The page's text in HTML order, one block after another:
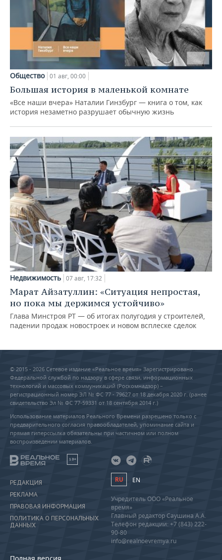
Общество 01 авг, 00:00
Большая история в маленькой комнате
«Все наши вчера» Наталии Гинзбург — книга о том, как
история незаметно разрушает обычную жизнь
Недвижимость 07 авг, 17:32
Марат Айзатуллин: «Ситуация непростая,
но пока мы держимся устойчиво»
Глава Минстроя РТ — об итогах полугодия у строителей,
падении продаж новостроек и новом всплеске сделок
© 2015 - 2026 Сетевое издание «Реальное время» Зарегистрировано
Федеральной службой по надзору в сфере связи, информационных
технологий и массовых коммуникаций (Роскомнадзор) –
регистрационный номер ЭЛ № ФС 77 - 79627 от 18 декабря 2020 г. (ранее
свидетельство Эл № ФС 77-59331 от 18 сентября 2014 г.)
Использование материалов Реального Времени разрешено только с
предварительного согласия правообладателей, упоминание сайта и
прямая гиперссылка обязательны при частичном или полном
воспроизведении материалов.
18+
РЕДАКЦИЯ
РЕКЛАМА
ПРАВОВАЯ ИНФОРМАЦИЯ
ПОЛИТИКА О ПЕРСОНАЛЬНЫХ
ДАННЫХ
Полная версия
RU EN
Учредитель ООО «Реальное
время»
Главный редактор Саушина А.А.
Телефон редакции: +7 (843) 222-
90-80
info@realnoevremya.ru